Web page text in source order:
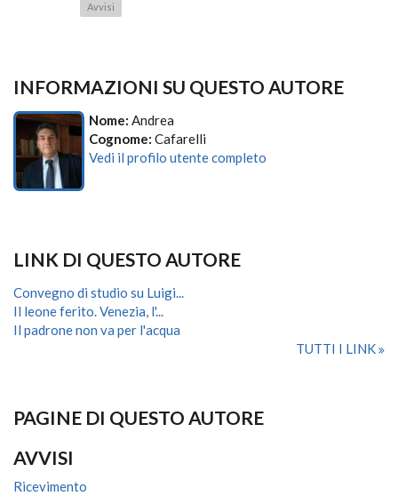
Avvisi
INFORMAZIONI SU QUESTO AUTORE
Nome: Andrea
Cognome: Cafarelli
Vedi il profilo utente completo
LINK DI QUESTO AUTORE
Convegno di studio su Luigi...
Il leone ferito. Venezia, l'...
Il padrone non va per l'acqua
TUTTI I LINK
PAGINE DI QUESTO AUTORE
AVVISI
Ricevimento